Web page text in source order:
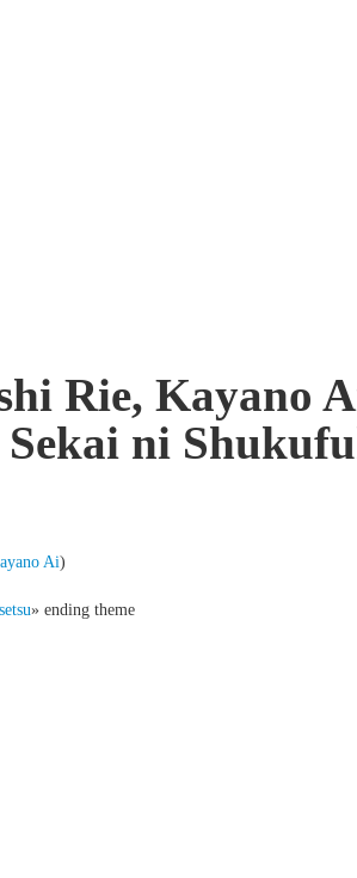
Rie, Kayano
ni
Ai)
» ending theme